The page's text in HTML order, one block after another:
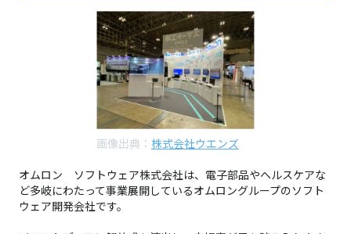
画像出典： 株式会社ウエンズ
オムロン ソフトウェア株式会社は、電子部品やヘルスケアな
ど多岐にわたって事業展開しているオムロングループのソフト
ウェア開発会社です。